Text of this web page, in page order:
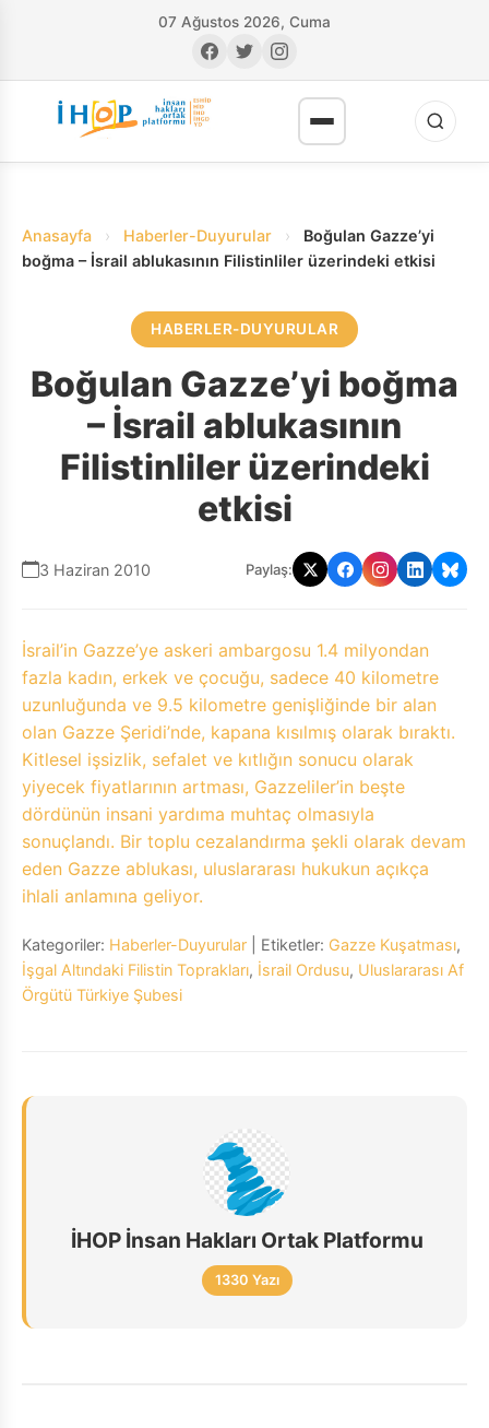
07 Ağustos 2026, Cuma
Anasayfa › Haberler-Duyurular ›
Boğulan Gazze’yi
boğma – İsrail ablukasının Filistinliler üzerindeki etkisi
HABERLER-DUYURULAR
Boğulan Gazze’yi boğma
– İsrail ablukasının
Filistinliler üzerindeki
etkisi
3 Haziran 2010 Paylaş:
İsrail’in Gazze’ye askeri ambargosu 1.4 milyondan
fazla kadın, erkek ve çocuğu, sadece 40 kilometre
uzunluğunda ve 9.5 kilometre genişliğinde bir alan
olan Gazze Şeridi’nde, kapana kısılmış olarak bıraktı.
Kitlesel işsizlik, sefalet ve kıtlığın sonucu olarak
yiyecek fiyatlarının artması, Gazzeliler’in beşte
dördünün insani yardıma muhtaç olmasıyla
sonuçlandı. Bir toplu cezalandırma şekli olarak devam
eden Gazze ablukası, uluslararası hukukun açıkça
ihlali anlamına geliyor.
Kategoriler: Haberler-Duyurular | Etiketler: Gazze Kuşatması,
İşgal Altındaki Filistin Toprakları, İsrail Ordusu, Uluslararası Af
Örgütü Türkiye Şubesi
İHOP İnsan Hakları Ortak Platformu
1330 Yazı